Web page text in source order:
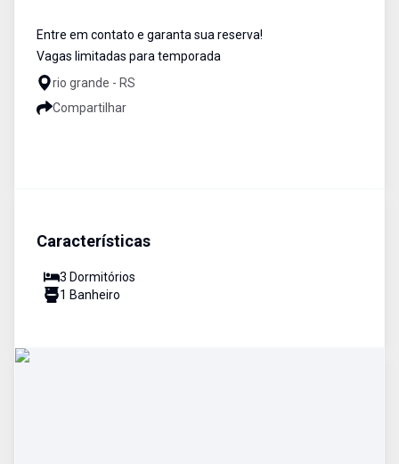
Entre em contato e garanta sua reserva!
Vagas limitadas para temporada
rio grande - RS
Compartilhar
Características
3 Dormitórios
1 Banheiro